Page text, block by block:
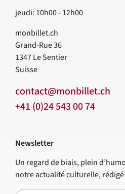
jeudi: 10h00 - 12h00
monbillet.ch
Grand-Rue 36
1347Le Sentier
Suisse
contact@monbillet.ch
+41 (0)24 543 00 74
Newsletter
Un regard de biais, plein
notre actualité culturelle,